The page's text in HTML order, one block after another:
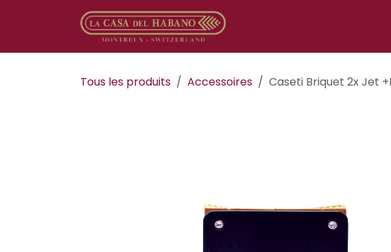
Se rendre au contenu
Tous les produits ​​​​​​​​​​Accessoires Caseti Briquet 2x Jet